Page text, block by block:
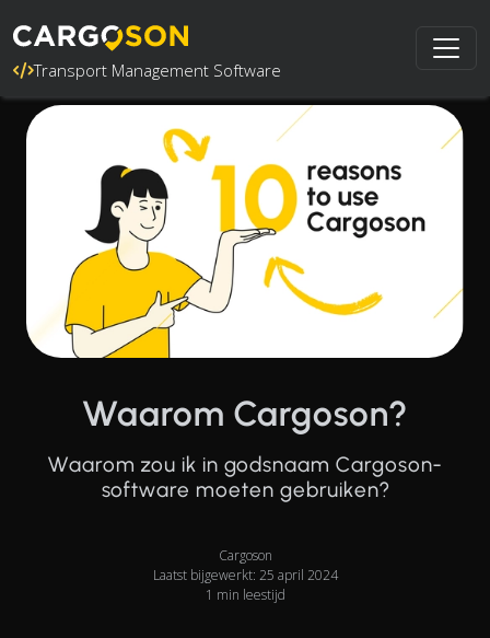
Transport Management Software
Waarom Cargoson?
Waarom zou ik in godsnaam Cargoson-
software moeten gebruiken?
Cargoson
Laatst bijgewerkt: 25 april 2024
1 min leestijd